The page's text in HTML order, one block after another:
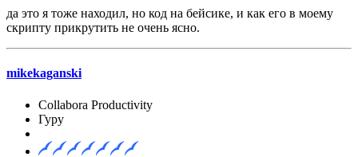
да это я тоже находил, но код на бейсике, и как его в моему
скрипту прикрутить не очень ясно.
mikekaganski
Collabora Productivity
Гуру